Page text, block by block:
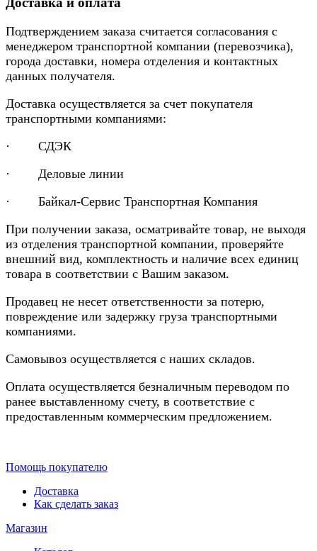
Подтверждением заказа считается согласования с
менеджером транспортной компании (перевозчика),
города доставки, номера отделения и контактных
данных получателя.
Доставка осуществляется за счет покупателя
транспортными компаниями:
· СДЭК
· Деловые линии
· Байкал-Сервис Транспортная Компания
При получении заказа, осматривайте товар, не выходя
из отделения транспортной компании, проверяйте
внешний вид, комплектность и наличие всех единиц
товара в соответствии с Вашим заказом.
Продавец не несет ответственности за потерю,
повреждение или задержку груза транспортными
компаниями.
Самовывоз осуществляется с наших складов.
Оплата осуществляется безналичным переводом по
ранее выставленному счету, в соответствие с
предоставленным коммерческим предложением.
Помощь покупателю
Доставка
Как сделать заказ
Магазин